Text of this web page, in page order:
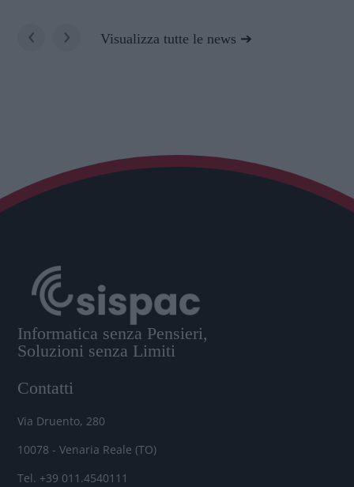
‹ › Visualizza tutte le news
Informatica senza Pensieri,
Soluzioni senza Limiti
Contatti
Via Druento, 280
10078 - Venaria Reale (TO)
Tel. +39 011.4540111